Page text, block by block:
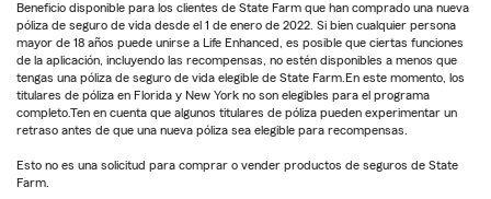
Beneficio disponible para los clientes de State Farm que han comprado una nueva
póliza de seguro de vida desde el 1 de enero de 2022. Si bien cualquier persona
mayor de 18 años puede unirse a Life Enhanced, es posible que ciertas funciones
de la aplicación, incluyendo las recompensas, no estén disponibles a menos que
tengas una póliza de seguro de vida elegible de State Farm.En este momento, los
titulares de póliza en Florida y New York no son elegibles para el programa
completo.Ten en cuenta que algunos titulares de póliza pueden experimentar un
retraso antes de que una nueva póliza sea elegible para recompensas.
Esto no es una solicitud para comprar o vender productos de seguros de State
Farm.